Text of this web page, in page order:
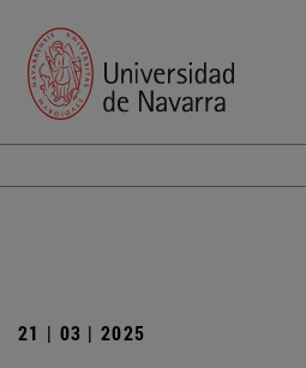
21 | 03 | 2025